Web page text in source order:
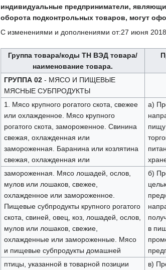
индивидуальные предприниматели,
оборота подконтрольных товаров, могут
С изменениями и дополнениями от:27 июня 2018
Группа товара/коды ТН ВЭД товара/
наименование товара.
ГРУППА 02- МЯСО И ПИЩЕВЫЕ
МЯСНЫЕ СУБПРОДУКТЫ
1. Мясо крупного рогатого скота, свежее
или охлажденное. Мясо крупного
рогатого скота, замороженное. Свинина
свежая, охлажденная или
замороженная. Баранина или козлятина
свежая, охлажденная или
а)
пищу
замороженная. Мясо лошадей, ослов,
мулов или лошаков, свежее,
охлажденное или замороженное.
Пищевые субпродукты крупного рогатого
скота, свиней, овец, коз, лошадей, ослов,
мулов или лошаков, свежие,
охлажденные или замороженные. Мясо
и пищевые субпродукты домашней
б)
в
птицы, указанной в товарной позиции
в)